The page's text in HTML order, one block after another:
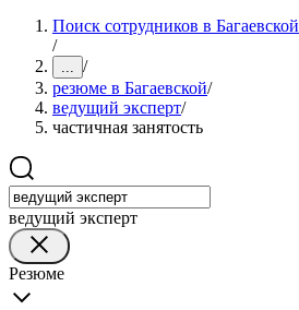
Поиск сотрудников в Багаевской
/
... /
резюме в Багаевской/
ведущий эксперт/
частичная занятость
ведущий эксперт
Резюме